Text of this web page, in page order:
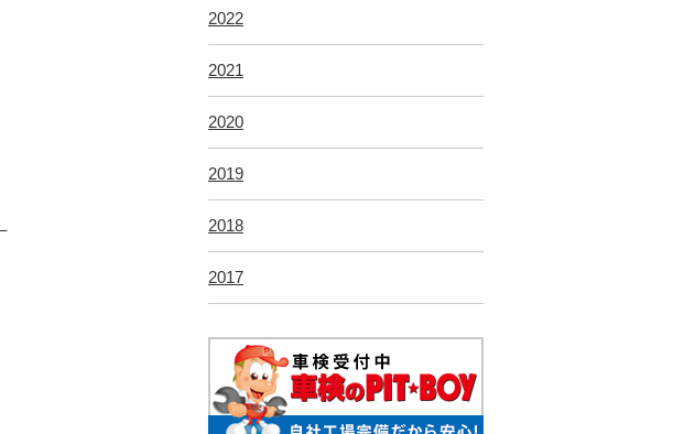
2022
2021
2020
2019
2018
2017